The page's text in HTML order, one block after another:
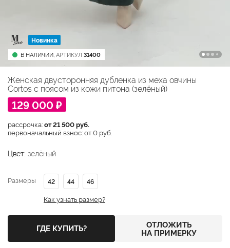
Новинка
В НАЛИЧИИ, АРТИКУЛ 31400
Женская двусторонняя дубленка из меха овчины
Cortos с поясом из кожи питона (зелёный)
129 000 ₽
рассрочка:от 21 500 руб.
первоначальный взнос: от 0 руб.
Цвет: зелёный
Размеры 42 44 46
Как узнать размер?
ГДЕ КУПИТЬ? ОТЛОЖИТЬ
НА ПРИМЕРКУ